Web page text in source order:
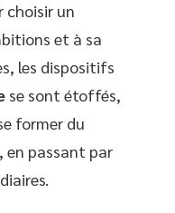
choisir un
et à sa
les dispositifs
se sont étoffés,
former du
en passant par